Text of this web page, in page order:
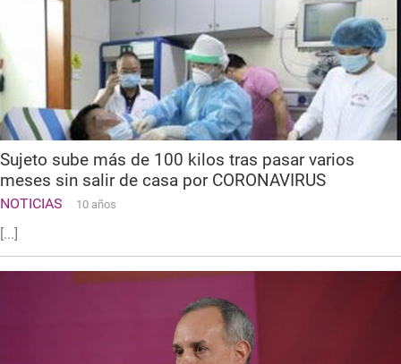
Sujeto sube más de 100 kilos tras pasar varios
meses sin salir de casa por CORONAVIRUS
NOTICIAS 10 años
[...]